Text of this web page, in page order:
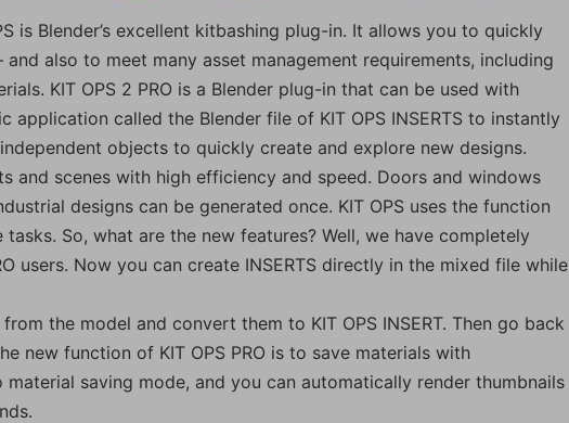
is Blender’s excellent kitbashing plug-in. It allows you to quickly
also to meet many asset management requirements, including
KIT OPS 2 PRO is a Blender plug-in that can be used with
application called the Blender file of KIT OPS INSERTS to instantly
objects to quickly create and explore new designs.
and scenes with high efficiency and speed. Doors and windows
designs can be generated once. KIT OPS uses the function
So, what are the new features? Well, we have completely
users. Now you can create INSERTS directly in the mixed file while
the model and convert them to KIT OPS INSERT. Then go back
new function of KIT OPS PRO is to save materials with
saving mode, and you can automatically render thumbnails